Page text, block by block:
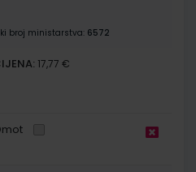
broj ministarstva: 6572
17,77 €